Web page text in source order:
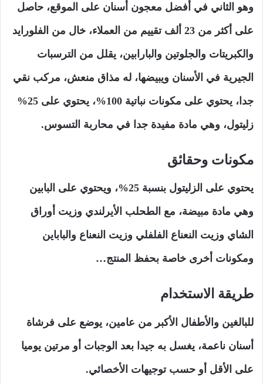
وهو الثاني في أفضل معجون أسنان على الموقع، حاصل
على أكثر من 23 ألف تقييم من العملاء، خال من الفلورايد
والكبريتات والجلوتين والبارابين، يقلل من الترسبات
الجيرية في الأسنان ويبيضها، له مذاق منعش، مركب نقي
جدا، يحتوي على مكونات نباتية 100%، يحتوي على 25%
زليتول، وهي مادة مفيدة جدا في محاربة التسوس.
مكونات وحقائق
يحتوي على الزليتول بنسبة 25%، ويحتوي على البابين
وهي مادة مبيضة، مع الطحلب الأيرلندي وزيت أوراق
الشاي وزيت النعناع الفلفلي وزيت النعناع والباباين
ومكونات أخرى خاصة بحفظ المنتج…
طريقة الاستخدام
للبالغين والأطفال الأكبر من عامين، يوضع على فرشاة
أسنان ناعمة، يغسل به جيدا بعد الوجبات أو مرتين يوميا
على الأقل أو حسب توجيهات الأخصائي.